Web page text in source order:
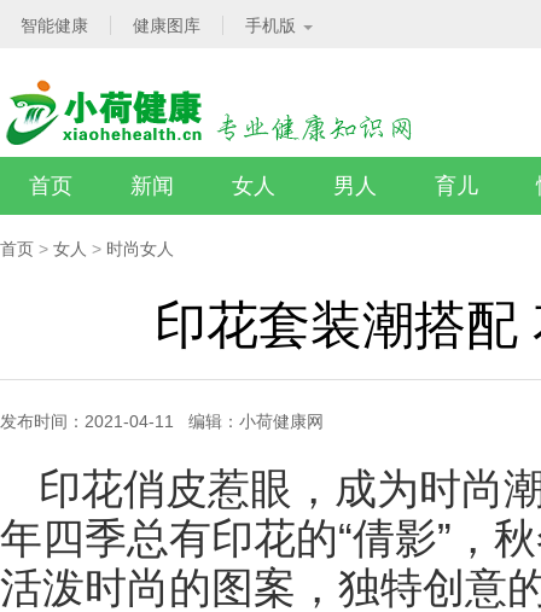
智能健康 健康图库 手机版
首页 新闻 女人 男人 育儿
首页 > 女人 > 时尚女人
印花套装潮搭配
发布时间：2021-04-11 编辑：小荷健康网
印花俏皮惹眼，成为时尚
年四季总有印花的“倩影”，
活泼时尚的图案，独特创意